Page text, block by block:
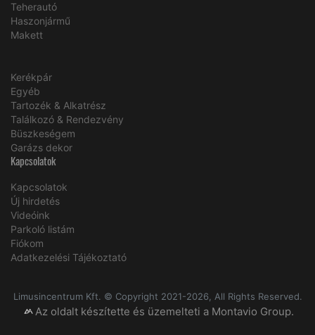
Teherautó
Haszonjármű
Makett
Kerékpár
Egyéb
Tartozék & Alkatrész
Találkozó & Rendezvény
Büszkeségem
Garázs dekor
Kapcsolatok
Kapcsolatok
Új hirdetés
Videóink
Parkoló listám
Fiókom
Adatkezelési Tájékoztató
Limusincentrum Kft. © Copyright 2021-2026, All Rights Reserved.
Az oldalt készítette és üzemelteti a Montavio Group.